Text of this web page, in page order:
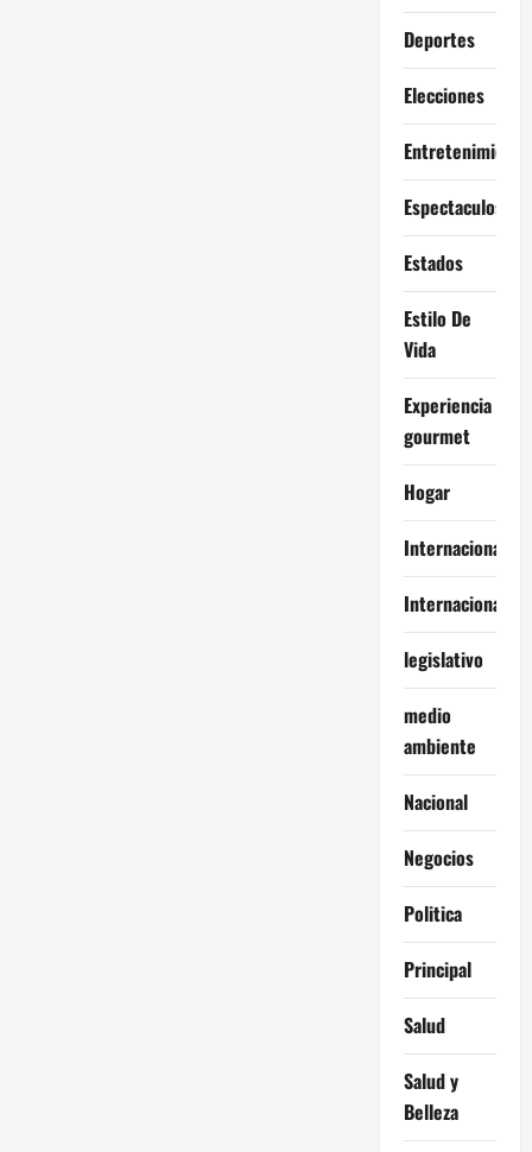
Deportes
Elecciones
Entretenimiento
Espectaculos
Estados
Estilo De
Vida
Experiencia
gourmet
Hogar
Internacional
Internacionales
legislativo
medio
ambiente
Nacional
Negocios
Politica
Principal
Salud
Salud y
Belleza